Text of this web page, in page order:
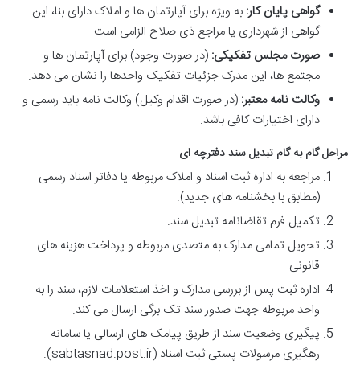
گواهی پایان کار: به ویژه برای آپارتمان ها و املاک دارای بنا، این
گواهی از شهرداری یا مراجع ذی صلاح الزامی است.
صورت مجلس تفکیکی: (در صورت وجود) برای آپارتمان ها و
مجتمع ها، این مدرک جزئیات تفکیک واحدها را نشان می دهد.
وکالت نامه معتبر: (در صورت اقدام وکیل) وکالت نامه باید رسمی و
دارای اختیارات کافی باشد.
مراحل گام به گام تبدیل سند دفترچه ای
مراجعه به اداره ثبت اسناد و املاک مربوطه یا دفاتر اسناد رسمی
(مطابق با بخشنامه های جدید).
تکمیل فرم تقاضانامه تبدیل سند.
تحویل تمامی مدارک به متصدی مربوطه و پرداخت هزینه های
قانونی.
اداره ثبت پس از بررسی مدارک و اخذ استعلامات لازم، سند را به
واحد مربوطه جهت صدور سند تک برگی ارسال می کند.
پیگیری وضعیت سند از طریق پیامک های ارسالی یا سامانه
رهگیری مرسولات پستی ثبت اسناد (sabtasnad.post.ir).